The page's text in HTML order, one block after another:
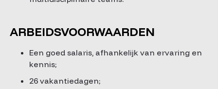
ARBEIDSVOORWAARDEN
Een goed salaris, afhankelijk van ervaring en
kennis;
26 vakantiedagen;